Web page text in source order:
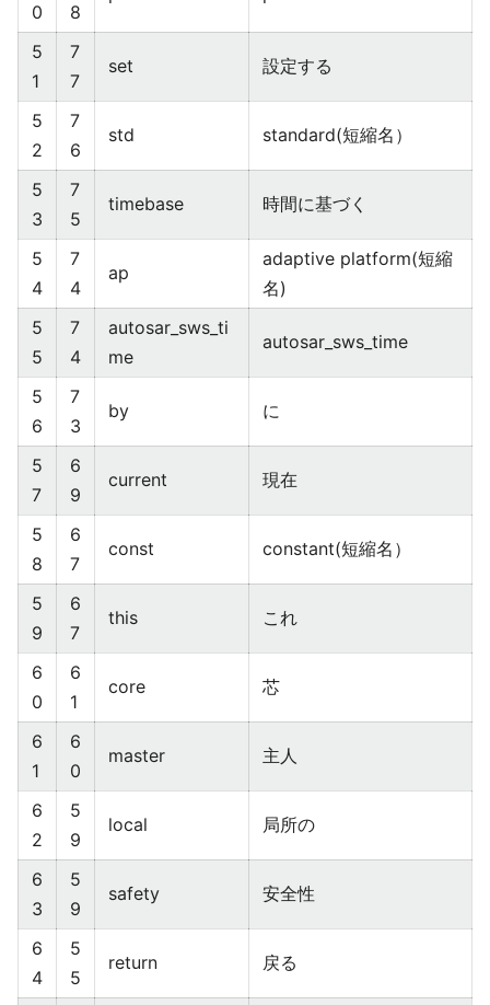
0 8
5
1
7
7
set 設定する
5
2
7
6
std standard(短縮名）
5
3
7
5
timebase 時間に基づく
5
4
7
4
ap
adaptive platform(短縮
名)
5
5
7
4
autosar_sws_ti
me
autosar_sws_time
5
6
7
3
by に
5
7
6
9
current 現在
5
8
6
7
const constant(短縮名）
5
9
6
7
this これ
6
0
6
1
core 芯
6
1
6
0
master 主人
6
2
5
9
local 局所の
6
3
5
9
safety 安全性
6
4
5
5
return 戻る